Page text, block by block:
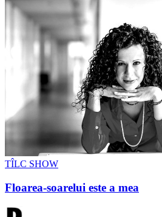
TÎLC SHOW
Floarea-soarelui este a mea